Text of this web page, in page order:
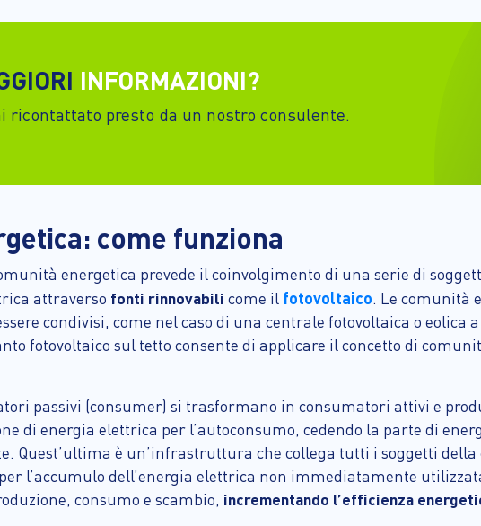
INFORMAZIONI?
ricontattato presto da un nostro consulente.
come funziona
energetica prevede il coinvolgimento di una serie di
attraverso fonti rinnovabili come il fotovoltaico. Le comunità
condivisi, come nel caso di una centrale fotovoltaica o
fotovoltaico sul tetto consente di applicare il concetto di
passivi (consumer) si trasformano in consumatori attivi e
di energia elettrica per l’autoconsumo, cedendo la parte di
Quest’ultima è un’infrastruttura che collega tutti i soggetti
l’accumulo dell’energia elettrica non immediatamente
consumo e scambio, incrementando l’efficienza